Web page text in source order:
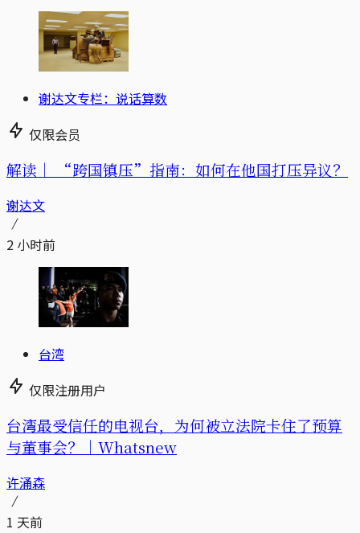
谢达文专栏：说话算数
仅限会员
解读｜ “跨国镇压”指南：如何在他国打压异议？
谢达文
2 小时前
台湾
仅限注册用户
台湾最受信任的电视台，为何被立法院卡住了预算
与董事会？｜Whatsnew
许涌森
1 天前